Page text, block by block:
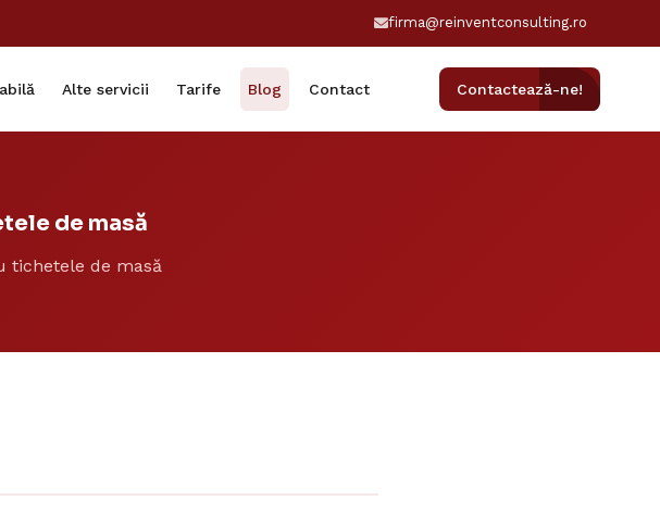
firma@reinventconsulting.ro
Alte servicii Tarife Blog Contact Contactează-ne!
de masă
tichetele de masă